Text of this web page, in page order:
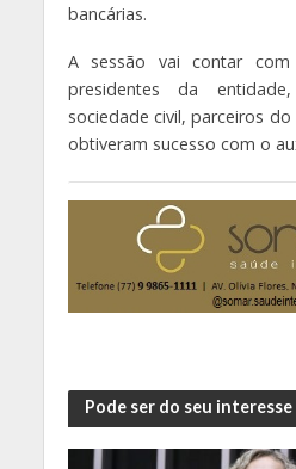
bancárias.
A sessão vai contar
presidentes da
sociedade civil, parceiros
obtiveram sucesso com o
Pode ser do seu interesse